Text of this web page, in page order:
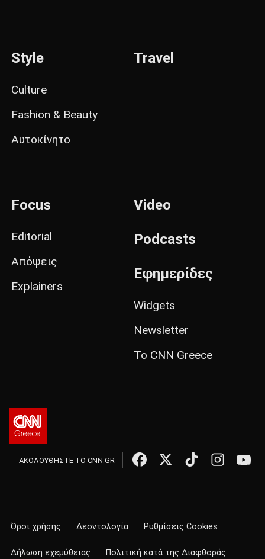
Style
Culture
Fashion & Beauty
Αυτοκίνητο
Travel
Focus
Editorial
Απόψεις
Explainers
Video
Podcasts
Εφημερίδες
Widgets
Newsletter
Το CNN Greece
ΑΚΟΛΟΥΘΗΣΤΕ ΤΟ CNN.GR
Όροι χρήσης Δεοντολογία Ρυθμίσεις Cookies
Δήλωση εχεμύθειας Πολιτική κατά της Διαφθοράς